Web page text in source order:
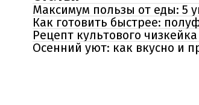
Максимум пользы от еды: 5
Как готовить быстрее:
Рецепт культового
Осенний уют: как вкусно и